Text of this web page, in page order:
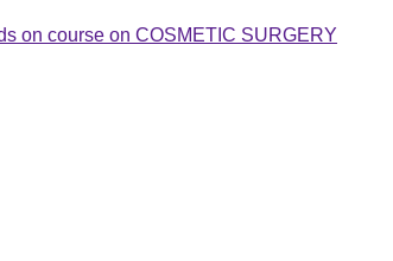
on course on COSMETIC SURGERY